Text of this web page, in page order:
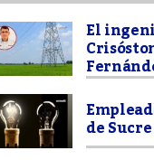
El
de